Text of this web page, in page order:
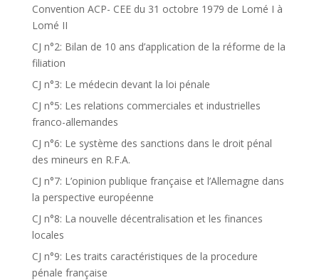
Convention ACP- CEE du 31 octobre 1979 de Lomé I à
Lomé II
CJ n°2: Bilan de 10 ans d’application de la réforme de la
filiation
CJ n°3: Le médecin devant la loi pénale
CJ n°5: Les relations commerciales et industrielles
franco-allemandes
CJ n°6: Le système des sanctions dans le droit pénal
des mineurs en R.F.A.
CJ n°7: L’opinion publique française et l’Allemagne dans
la perspective européenne
CJ n°8: La nouvelle décentralisation et les finances
locales
CJ n°9: Les traits caractéristiques de la procedure
pénale française